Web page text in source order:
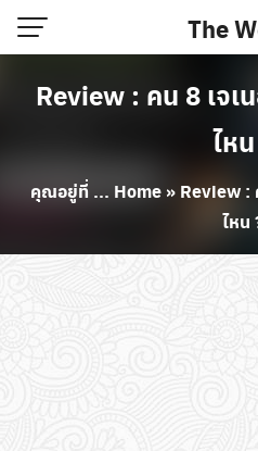
Skip
to
content
The
Review : คน 8 เจ
ไห
คุณอยู่ที่ ... Home» Review :
ไหน